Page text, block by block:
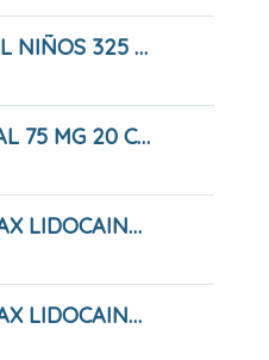
ANTIDOL NIÑOS 325 MG GRANULADO
ARDORAL 75 MG 20 COMPRIMIDOS RECUBIERTOS
BUCOMAX LIDOCAINA SABOR MENTA 24 PASTILLAS PARA CHUPAR
BUCOMAX LIDOCAINA SABOR MIEL Y LIMÓN 24 PASTILLAS PARA CHUPAR